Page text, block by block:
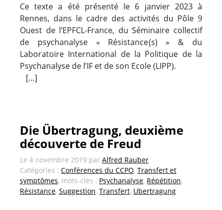
Ce texte a été présenté le 6 janvier 2023 à
Rennes, dans le cadre des activités du Pôle 9
Ouest de l’EPFCL-France, du Séminaire collectif
de psychanalyse « Résistance(s) » & du
Laboratoire International de la Politique de la
Psychanalyse de l’IF et de son Ecole (LIPP).
[…]
Die Übertragung, deuxième
découverte de Freud
Le 4 novembre 2019 par Alfred Rauber
Catégories : Conférences du CCPO, Transfert et
symptômes, mots-clés : Psychanalyse, Répétition,
Résistance, Suggestion, Transfert, Ubertragung